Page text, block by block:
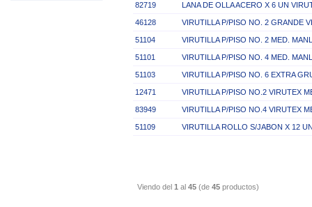
82719 LANA DE OLLA ACERO X 6 UN
46128 VIRUTILLA P/PISO NO. 2 GRANDE
51104 VIRUTILLA P/PISO NO. 2 MED.
51101 VIRUTILLA P/PISO NO. 4 MED.
51103 VIRUTILLA P/PISO NO. 6 EXTRA
12471 VIRUTILLA P/PISO NO.2 VIRUTEX
83949 VIRUTILLA P/PISO NO.4 VIRUTEX
51109 VIRUTILLA ROLLO S/JABON X 12
Viendo del 1 al 45 (de 45 productos)